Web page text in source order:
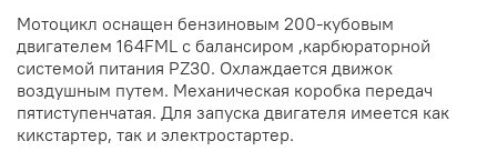
Мотоцикл оснащен бензиновым 200-кубовым
двигателем 164FML с балансиром ,карбюраторной
системой питания PZ30. Охлаждается движок
воздушным путем. Механическая коробка передач
пятиступенчатая. Для запуска двигателя имеется как
кикстартер, так и электростартер.